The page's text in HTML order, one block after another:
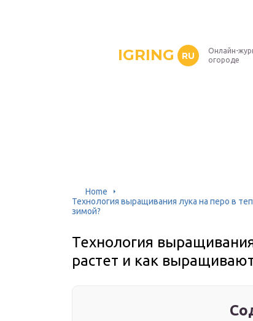
IGRING RU
Онлайн-
огороде
Home
Технология выращивания лука на перо в
зимой?
Технология
растет и как